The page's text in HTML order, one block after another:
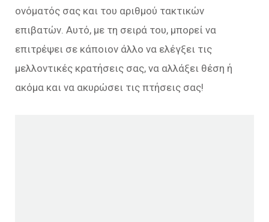
ονόματός σας και του αριθμού τακτικών
επιβατών. Αυτό, με τη σειρά του, μπορεί να
επιτρέψει σε κάποιον άλλο να ελέγξει τις
μελλοντικές κρατήσεις σας, να αλλάξει θέση ή
ακόμα και να ακυρώσει τις πτήσεις σας!